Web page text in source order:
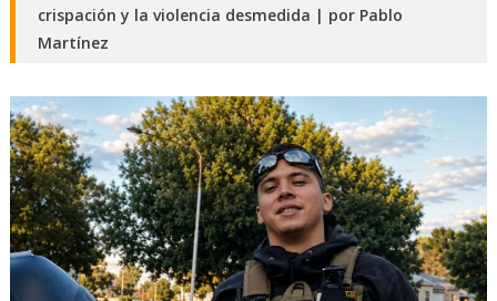
crispación y la violencia desmedida | por Pablo
Martínez